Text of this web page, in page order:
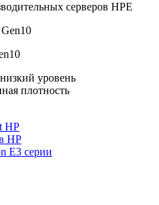
серверов HPE
уровень
плотность
HP
HP
E3 серии